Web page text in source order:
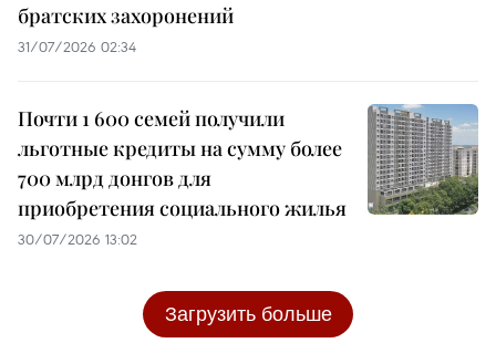
братских захоронений
31/07/2026 02:34
Почти 1 600 семей получили
льготные кредиты на сумму более
700 млрд донгов для
приобретения социального жилья
30/07/2026 13:02
Загрузить больше